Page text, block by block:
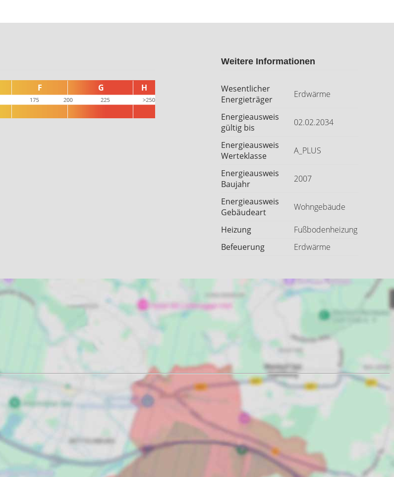
Weitere Informationen
Wesentlicher
Energieträger
Erdwärme
Energieausweis
gültig bis
02.02.2034
Energieausweis
Werteklasse
A_PLUS
Energieausweis
Baujahr
2007
Energieausweis
Gebäudeart
Wohngebäude
Heizung
Fußbodenheizung
Befeuerung
Erdwärme